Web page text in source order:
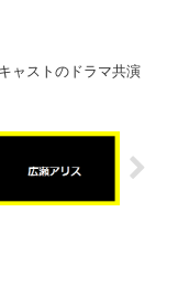
ャストのドラマ共演